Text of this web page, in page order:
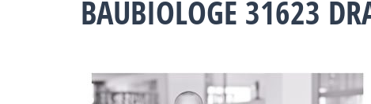
BAUBIOLOGE 31623